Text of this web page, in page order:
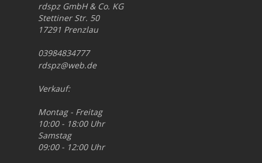
rdspz GmbH & Co. KG
Stettiner Str. 50
17291 Prenzlau
03984834777
rdspz@web.de
Verkauf:
Montag - Freitag
10:00 - 18:00 Uhr
Samstag
09:00 - 12:00 Uhr